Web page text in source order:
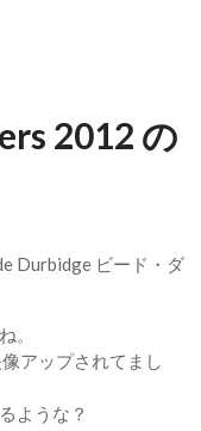
2012 の
。
アップされてまし
ような？